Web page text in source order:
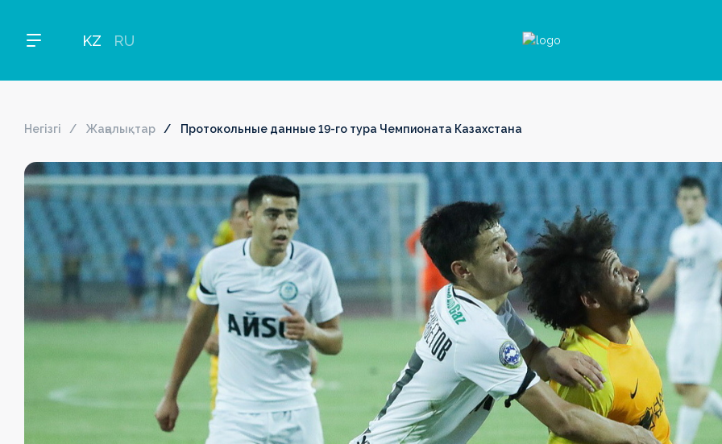
KZ RU
Негізгі Жаңалықтар Протокольные данные 19-го тура Чемпионата Казахстана